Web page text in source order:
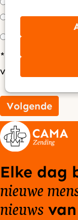
€ 25,00
* Alleen velden
verplicht
Volgende
Elke dag
nieuwe
nieuws van